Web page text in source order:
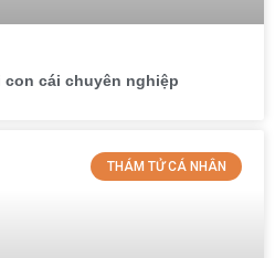
con cái chuyên nghiệp
THÁM TỬ CÁ NHÂN